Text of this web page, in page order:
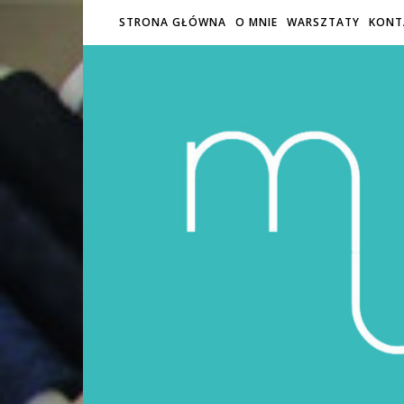
STRONA GŁÓWNA O MNIE WARSZTATY